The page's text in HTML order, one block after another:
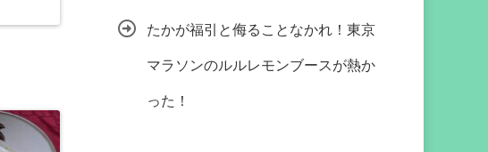
たかが福引と侮ることなかれ！東京
マラソンのルルレモンブースが熱か
った！